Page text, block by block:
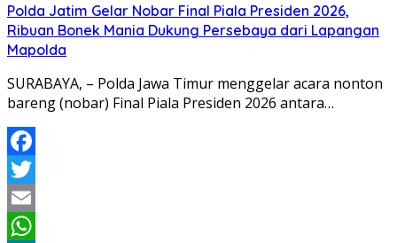
Polda Jatim Gelar Nobar Final Piala Presiden 2026,
Ribuan Bonek Mania Dukung Persebaya dari Lapangan
Mapolda
SURABAYA, – Polda Jawa Timur menggelar acara nonton
bareng (nobar) Final Piala Presiden 2026 antara…
Facebook
Twitter
Email